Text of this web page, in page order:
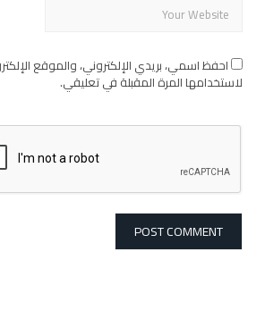
احفظ اسمي، بريدي الإلكتروني، والموقع
لاستخدامها المرة المقبلة في تعليقي.